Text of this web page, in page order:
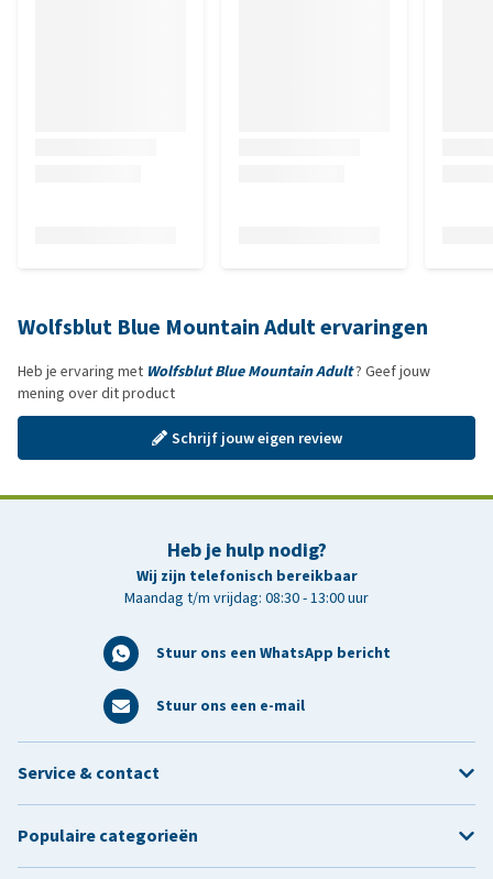
Wolfsblut Blue Mountain Adult ervaringen
Heb je ervaring met Wolfsblut Blue Mountain Adult? Geef jouw
mening over dit product
Schrijf jouw eigen review
Heb je hulp nodig?
Wij zijn telefonisch bereikbaar
Maandag t/m vrijdag: 08:30 - 13:00 uur
Stuur ons een WhatsApp bericht
Stuur ons een e-mail
Service & contact
Populaire categorieën